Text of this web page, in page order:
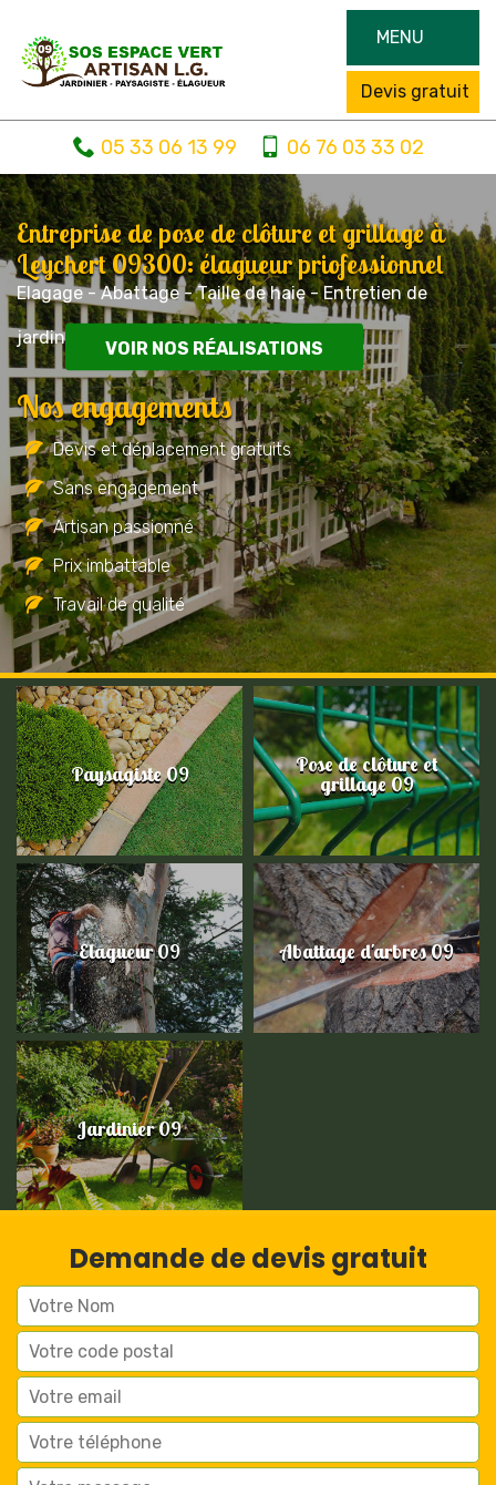
MENU
Devis gratuit
05 33 06 13 99 06 76 03 33 02
Entreprise de pose de clôture et grillage à
Leychert 09300: élagueur priofessionnel
Elagage - Abattage - Taille de haie - Entretien de
jardin
VOIR NOS RÉALISATIONS
Nos engagements
Devis et déplacement gratuits
Sans engagement
Artisan passionné
Prix imbattable
Travail de qualité
Paysagiste 09 Pose de clôture et
grillage 09
Elagueur 09 Abattage d'arbres 09
Jardinier 09
Demande de devis gratuit